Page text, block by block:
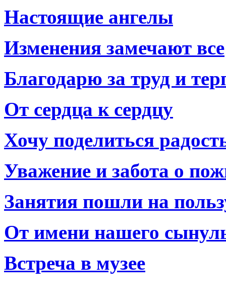
Настоящие ангелы
Изменения замечают все
Благодарю за труд и
От сердца к сердцу
Хочу поделиться
Уважение и забота о
Занятия пошли на
От имени нашего
Встреча в музее